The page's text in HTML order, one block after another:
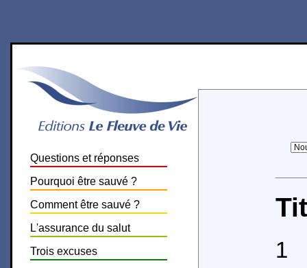
Questions et réponses
Pourquoi être sauvé ?
Comment être sauvé ?
L'assurance du salut
Trois excuses
1